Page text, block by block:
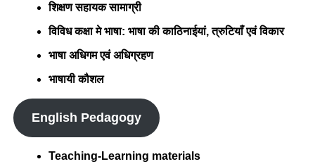
शिक्षण सहायक सामाग्री
विविध कक्षा मे भाषा: भाषा की काठिनाईयां, त्रुटियाँ एवं विकार
भाषा अधिगम एवं अधिग्रहण
भाषायी कौशल
English Pedagogy
Teaching-Learning materials